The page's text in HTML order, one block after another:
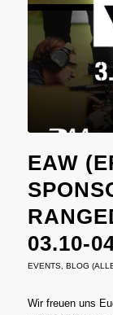
EAW
03.10-
EVENTS, BLOG
Wir freuen uns